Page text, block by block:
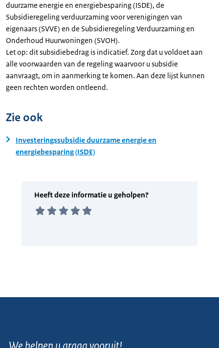
duurzame energie en energiebesparing (ISDE), de
Subsidieregeling verduurzaming voor verenigingen van
eigenaars (SVVE) en de Subsidieregeling Verduurzaming en
Onderhoud Huurwoningen (SVOH).
Let op: dit subsidiebedrag is indicatief. Zorg dat u voldoet aan
alle voorwaarden van de regeling waarvoor u subsidie
aanvraagt, om in aanmerking te komen. Aan deze lijst kunnen
geen rechten worden ontleend.
Zie ook
Investeringssubsidie duurzame energie en
energiebesparing (ISDE)